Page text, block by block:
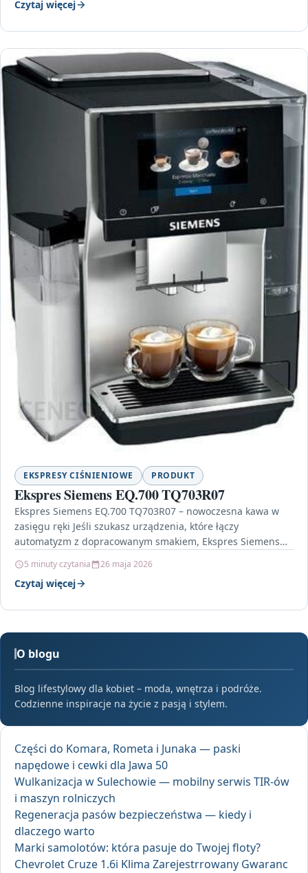
Czytaj więcej
EKSPRESY CIŚNIENIOWE PRODUKT
Ekspres Siemens EQ.700 TQ703R07
Ekspres Siemens EQ.700 TQ703R07 – nowoczesna kawa w
zasięgu ręki Jeśli szukasz urządzenia, które łączy
automatyzm z dopracowanym smakiem, Ekspres Siemens
5 minuty czytania 26 maja 2026
Czytaj więcej
O blogu
Blog lifestylowy dla kobiet – moda, wnętrza i podróże.
Codzienne inspiracje na życie z pasją i stylem.
Części do Komara, Rometa i Junaka — paski
napędowe i cewki dla Jawa 50
Wulkanizacja w Sulechowie — mobilny serwis TIR-ów
i maszyn rolniczych
Regeneracja pasów bezpieczeństwa — kiedy i
dlaczego warto
Marki samolotów: która pasuje do Twojej floty?
Chevrolet Cruze 1.6i Klima Zarejestrrowany Gwaranc